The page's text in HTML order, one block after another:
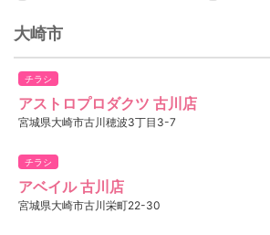
大崎市
チラシ
アストロプロダクツ 古川店
宮城県大崎市古川穂波3丁目3-7
チラシ
アベイル 古川店
宮城県大崎市古川栄町22-30